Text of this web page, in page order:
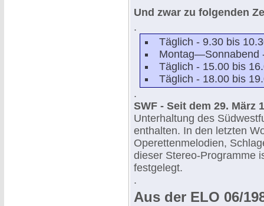
Und zwar zu folgenden
.
Täglich - 9.30 bis
Montag—Sonnabend
Täglich - 15.00 bis
Täglich - 18.00 bis
.
SWF - Seit dem 29. März
Unterhaltung des
enthalten. In den letzten
Operettenmelodien,
dieser Stereo-Programme
festgelegt.
.
Aus der ELO 06/